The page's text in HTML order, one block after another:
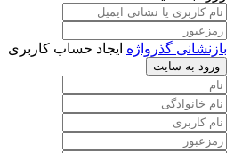
بازنشانی گذرواژه ایجاد حساب کاربری
ورود به سایت